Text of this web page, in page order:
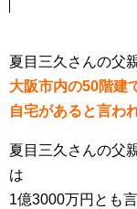
夏目三久さんの父
大阪市内の50階建
自宅があると言わ
夏目三久さんの父
は
1億3000万円とも